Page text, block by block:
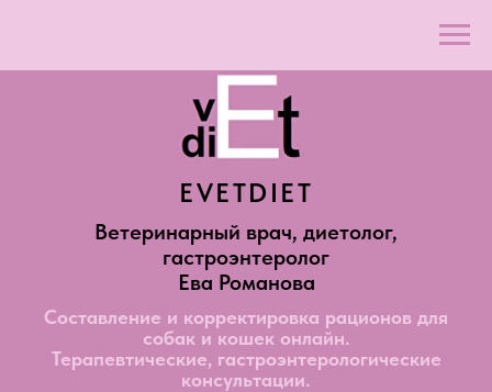
EVETDIET
Ветеринарный врач, диетолог,
гастроэнтеролог
Ева Романова
Составление и корректировка рационов для
собак и кошек онлайн.
Терапевтические, гастроэнтерологические
консультации.